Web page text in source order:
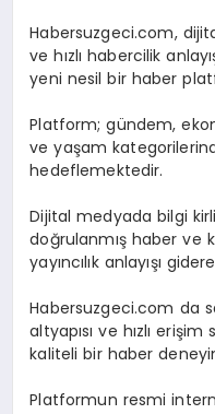
Habersuzgeci.com,
ve hızlı habercilik
yeni nesil bir haber
Platform; gündem,
ve yaşam
hedeflemektedir.
Dijital medyada bilgi
doğrulanmış haber ve
yayıncılık anlayışı
Habersuzgeci.com da
altyapısı ve hızlı
kaliteli bir haber
Platformun resmi